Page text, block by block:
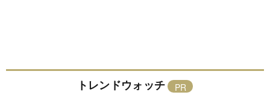
トレンドウォッチ